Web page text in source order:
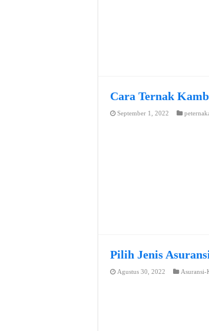
Cara Ternak
September 1, 2022
Pilih Jenis
Agustus 30, 2022 Asuransi-